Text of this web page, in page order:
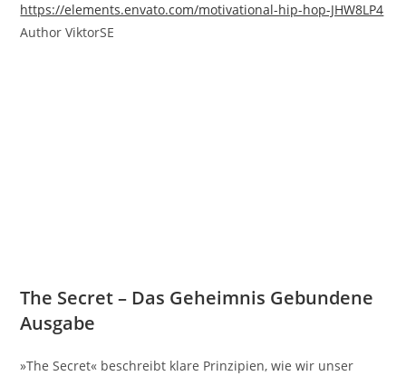
https://elements.envato.com/motivational-hip-hop-JHW8LP4
Author ViktorSE
The Secret – Das Geheimnis Gebundene
Ausgabe
»The Secret« beschreibt klare Prinzipien, wie wir unser